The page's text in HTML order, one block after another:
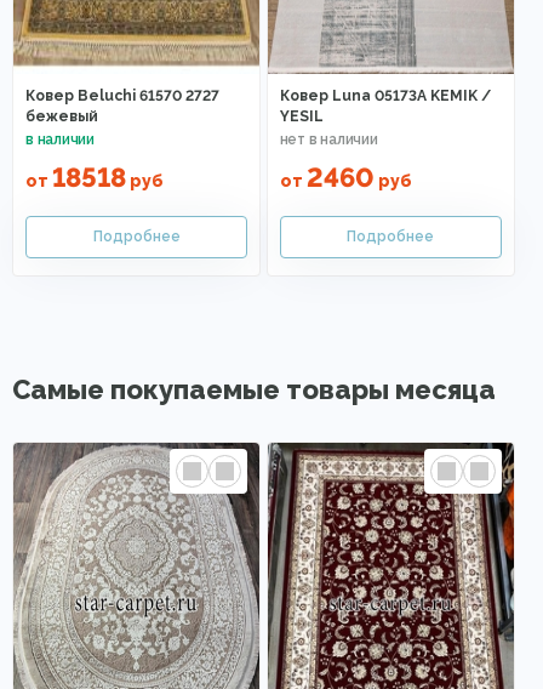
Ковер Beluchi 61570 2727
бежевый
от 18518 руб
Ковер Luna 05173A KEMIK /
YESIL
от 2460 руб
Самые покупаемые товары месяца